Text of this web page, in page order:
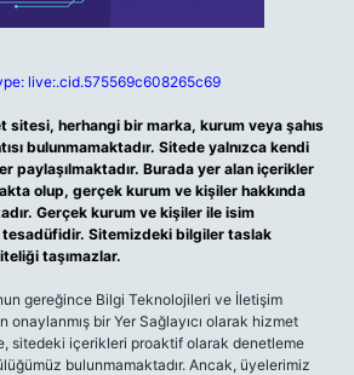
live:.cid.575569c608265c69
sitesi, herhangi bir marka, kurum veya şahıs
bulunmamaktadır. Sitede yalnızca kendi
paylaşılmaktadır. Burada yer alan içerikler
olup, gerçek kurum ve kişiler hakkında
Gerçek kurum ve kişiler ile isim
Sitemizdeki bilgiler taslak
taşımazlar.
gereğince Bilgi Teknolojileri ve İletişim
onaylanmış bir Yer Sağlayıcı olarak hizmet
sitedeki içerikleri proaktif olarak denetleme
bulunmamaktadır. Ancak, üyelerimiz